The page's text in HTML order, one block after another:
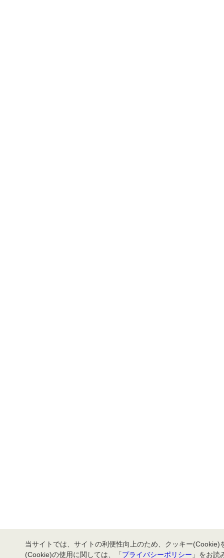
当サイトでは、サイトの利便性向上のため、クッキー
(Cookie)の使用に関しては、「プライバシーポリシー 」をお読